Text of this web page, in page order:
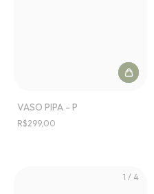
VASO PIPA - P
R$299,00
1 / 4